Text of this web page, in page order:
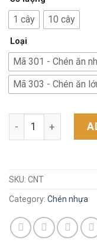
1 cây 10 cây
Loại
Mã 301 - Chén ăn
Mã 303 - Chén ăn
Chén nhựa TRẮNG
SKU: CNT
Category: Chén nhựa